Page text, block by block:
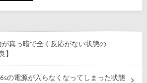
が真っ暗で全く反応がない状態の
】
の電源が入らなくなってしまった状態